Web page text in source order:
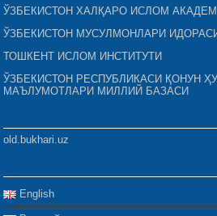
ЎЗБЕКИСТОН ХАЛҚАРО ИСЛОМ
ЎЗБЕКИСТОН МУСУЛМОНЛАРИ
ТОШКЕНТ ИСЛОМ ИНСТИТУТИ
ЎЗБЕКИСТОН РЕСПУБЛИКАСИ ҚОНУН
МАЪЛУМОТЛАРИ МИЛЛИЙ БАЗАСИ
old.bukhari.uz
English